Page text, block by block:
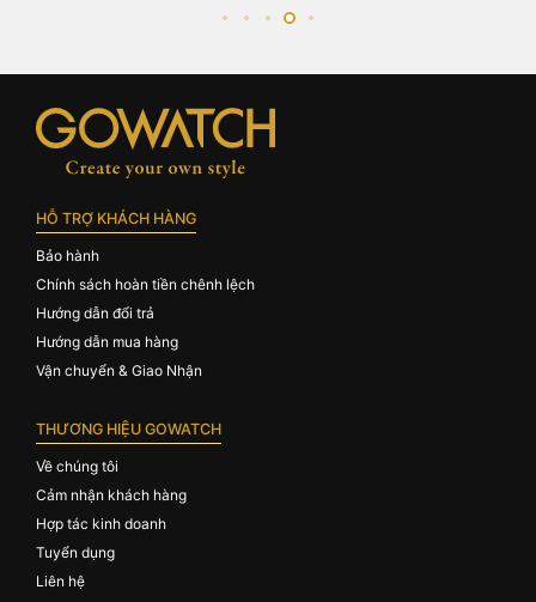
HỖ TRỢ KHÁCH HÀNG
Bảo hành
Chính sách hoàn tiền chênh lệch
Hướng dẫn đổi trả
Hướng dẫn mua hàng
Vận chuyển & Giao Nhận
THƯƠNG HIỆU GOWATCH
Về chúng tôi
Cảm nhận khách hàng
Hợp tác kinh doanh
Tuyển dụng
Liên hệ